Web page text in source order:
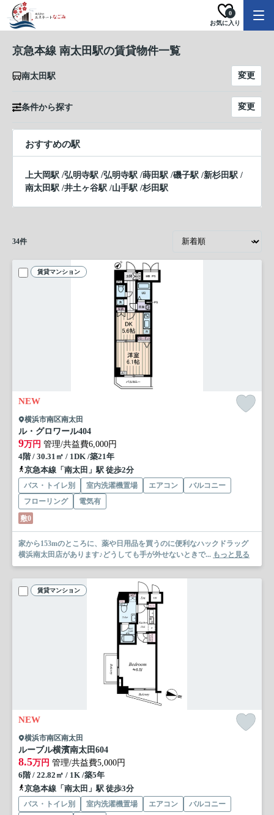
お気に入り
0
京急本線 南太田駅の賃貸物件一覧
南太田駅 変更
条件から探す 変更
おすすめの駅
上大岡駅 /弘明寺駅 /弘明寺駅 /蒔田駅 /磯子駅 /新杉田駅 /
南太田駅 /井土ヶ谷駅 /山手駅 /杉田駅
34件
賃貸マンション
NEW
横浜市南区南太田
ル・グロワール404
9万円 管理/共益費6,000円
4階 / 30.31㎡ / 1DK /築21年
京急本線「南太田」駅 徒歩2分
バス・トイレ別 室内洗濯機置場 エアコン
バルコニー
フローリング
電気有
敷0
家から153mのところに、薬や日用品を買うのに便利なハックドラッグ
横浜南太田店があります♪どうしても手が外せないときで... もっと見る
賃貸マンション
NEW
横浜市南区南太田
ルーブル横濱南太田 604
8.5万円 管理/共益費5,000円
6階 / 22.82㎡ / 1K /築5年
京急本線「南太田」駅 徒歩3分
バス・トイレ別 室内洗濯機置場 エアコン
バルコニー